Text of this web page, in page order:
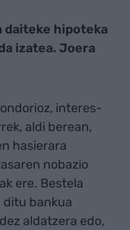
daiteke hipoteka
izatea. Joera
interes-
aldi berean,
hasierara
nobazio
ere. Bestela
ditu bankua
aldatzera edo,